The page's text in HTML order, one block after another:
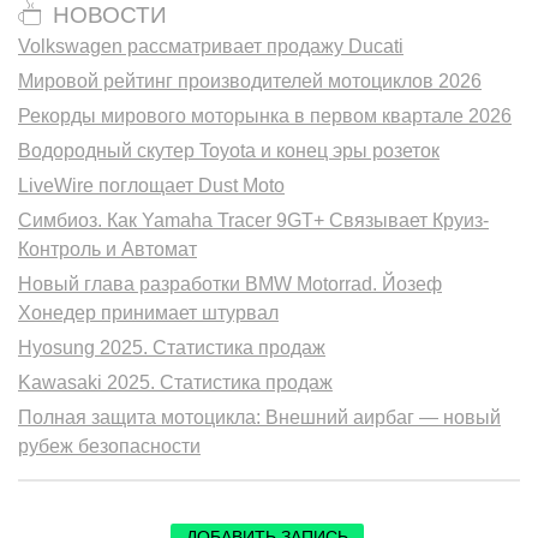
НОВОСТИ
Volkswagen рассматривает продажу Ducati
Мировой рейтинг производителей мотоциклов 2026
Рекорды мирового моторынка в первом квартале 2026
Водородный скутер Toyota и конец эры розеток
LiveWire поглощает Dust Moto
Симбиоз. Как Yamaha Tracer 9GT+ Связывает Круиз-
Контроль и Автомат
Новый глава разработки BMW Motorrad. Йозеф
Хонедер принимает штурвал
Hyosung 2025. Статистика продаж
Kawasaki 2025. Статистика продаж
Полная защита мотоцикла: Внешний аирбаг — новый
рубеж безопасности